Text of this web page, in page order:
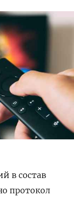
в состав
протокол